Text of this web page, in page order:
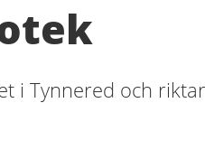
i Tynnered och